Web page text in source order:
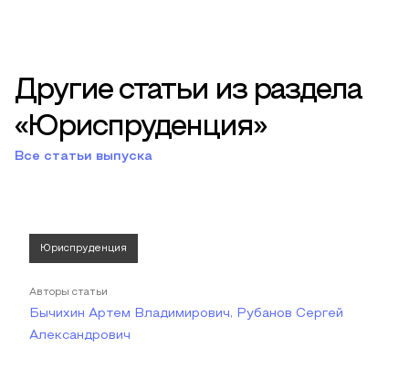
Другие статьи из раздела
«Юриспруденция»
Все статьи выпуска
Юриспруденция
Авторы статьи
Бычихин Артем Владимирович, Рубанов Сергей
Александрович